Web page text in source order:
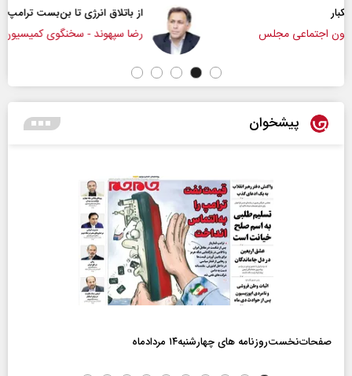
از باتلاق انرژی تا بن‌بست ترامپ
رضا سپهوند - سخنگوی کمیسیون انرژی مجلس
پیشخوان
صفحات‌نخست‌روزنامه ها‌ی چهارشنبه‌۱۴ مردادماه